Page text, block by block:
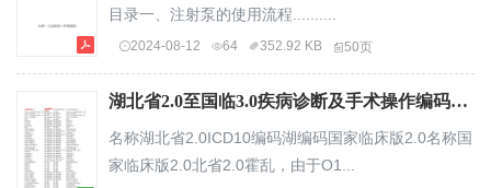
目录一、注射泵的使用流程..........
2024-08-12 64 352.92 KB 50页
湖北省2.0至国临3.0疾病诊断及手术操作编码映射表.xlsx
名称湖北省2.0ICD10编码湖编码国家临床版2.0名称国
家临床版2.0北省2.0霍乱，由于O1...